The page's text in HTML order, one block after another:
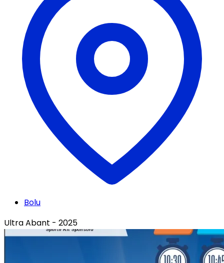
Bolu
Ultra Abant - 2025